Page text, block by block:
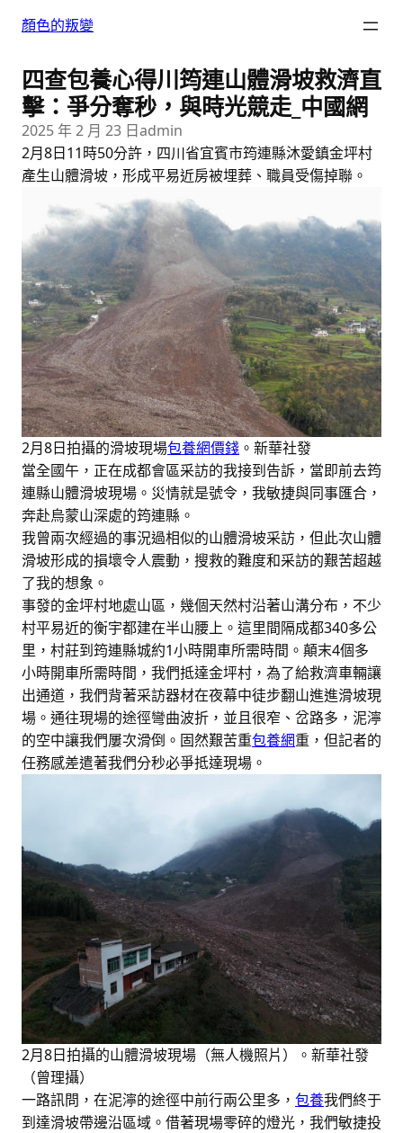
顏色的叛變
四查包養心得川筠連山體滑坡救濟直
擊：爭分奪秒，與時光競走_中國網
2025 年 2 月 23 日admin
2月8日11時50分許，四川省宜賓市筠連縣沐愛鎮金坪村
產生山體滑坡，形成平易近房被埋葬、職員受傷掉聯。
2月8日拍攝的滑坡現場包養網價錢 。新華社發
當全國午，正在成都會區采訪的我接到告訴，當即前去筠
連縣山體滑坡現場。災情就是號令，我敏捷與同事匯合，
奔赴烏蒙山深處的筠連縣。
我曾兩次經過的事況過相似的山體滑坡采訪，但此次山體
滑坡形成的損壞令人震動，搜救的難度和采訪的艱苦超越
了我的想象。
事發的金坪村地處山區，幾個天然村沿著山溝分布，不少
村平易近的衡宇都建在半山腰上。這里間隔成都340多公
里，村莊到筠連縣城約1小時開車所需時間。顛末4個多
小時開車所需時間，我們抵達金坪村，為了給救濟車輛讓
出通道，我們背著采訪器材在夜幕中徒步翻山進進滑坡現
場。通往現場的途徑彎曲波折，並且很窄、岔路多，泥濘
的空中讓我們屢次滑倒。固然艱苦重包養網重，但記者的
任務感差遣著我們分秒必爭抵達現場。
2月8日拍攝的山體滑坡現場（無人機照片）。新華社發
（曾理攝）
一路訊問，在泥濘的途徑中前行兩公里多， 包養我們終于
到達滑坡帶邊沿區域。借著現場零碎的燈光，我們敏捷投